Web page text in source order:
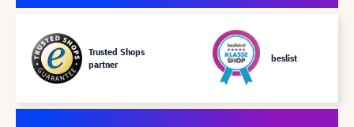
Trusted Shops
partner
beslist